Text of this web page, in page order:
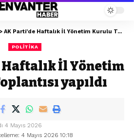
> AK Parti’de Haftalık İl Yönetim Kurulu Toplantısı yapıldı
POLITIKA
Haftalık İl Yönetim
yapıldı
4 Mayıs 2026 10:18
4 Mayıs 2026